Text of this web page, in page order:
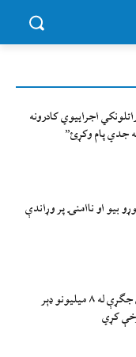
اجراييوي کادرونه
جدي پام وکړئ”
بیو او ناامنۍ پر وړاندې
ملګري ملتونه: د سوډان جګړې له ۸ میلیونو ډېر
کړي